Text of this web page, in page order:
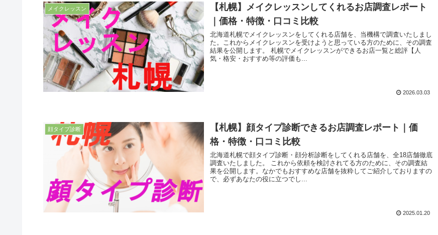
メイクレッスン
【札幌】メイクレッスンしてくれるお店調査レポート
｜価格・特徴・口コミ比較
北海道札幌でメイクレッスンをしてくれる店舗を、当機構で調査いたしまし
た。これからメイクレッスンを受けようと思っている方のために、その調査
結果を公開します。 札幌でメイクレッスンができるお店一覧と総評【人
気・格安・おすすめ等の評価も...
2026.03.03
顔タイプ診断
【札幌】顔タイプ診断できるお店調査レポート｜価
格・特徴・口コミ比較
北海道札幌で顔タイプ診断・顔分析診断をしてくれる店舗を、全18店舗徹底
調査いたしました。 これから依頼を検討されてる方のために、その調査結
果を公開します。なかでもおすすめな店舗を抜粋してご紹介しておりますの
で、必ずあなたの役に立つでし...
2025.01.20